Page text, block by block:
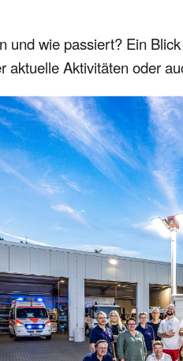
und wie passiert? Ein
aktuelle Aktivitäten oder